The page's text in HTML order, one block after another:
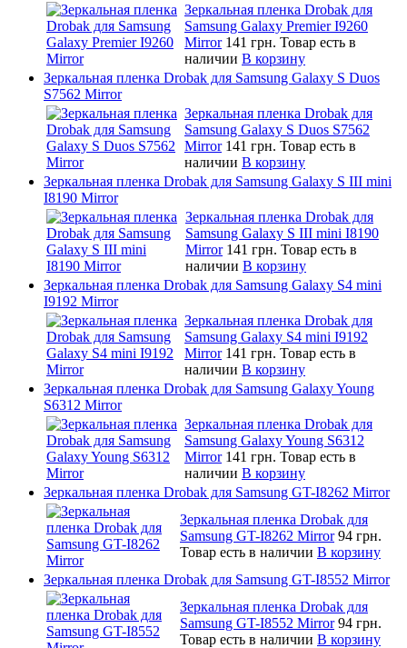
Зеркальная пленка Drobak для
Samsung Galaxy Premier I9260
Mirror 141 грн. Товар есть в
наличии В корзину
Зеркальная пленка Drobak для Samsung Galaxy S Duos
S7562 Mirror
Зеркальная пленка Drobak для
Samsung Galaxy S Duos S7562
Mirror 141 грн. Товар есть в
наличии В корзину
Зеркальная пленка Drobak для Samsung Galaxy S III mini
I8190 Mirror
Зеркальная пленка Drobak для
Samsung Galaxy S III mini I8190
Mirror 141 грн. Товар есть в
наличии В корзину
Зеркальная пленка Drobak для Samsung Galaxy S4 mini
I9192 Mirror
Зеркальная пленка Drobak для
Samsung Galaxy S4 mini I9192
Mirror 141 грн. Товар есть в
наличии В корзину
Зеркальная пленка Drobak для Samsung Galaxy Young
S6312 Mirror
Зеркальная пленка Drobak для
Samsung Galaxy Young S6312
Mirror 141 грн. Товар есть в
наличии В корзину
Зеркальная пленка Drobak для Samsung GT-I8262 Mirror
Зеркальная пленка Drobak для
Samsung GT-I8262 Mirror 94 грн.
Товар есть в наличии В корзину
Зеркальная пленка Drobak для Samsung GT-I8552 Mirror
Зеркальная пленка Drobak для
Samsung GT-I8552 Mirror 94 грн.
Товар есть в наличии В корзину